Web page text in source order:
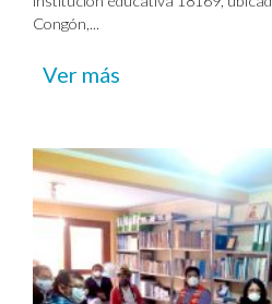
Congón,...
Ver más